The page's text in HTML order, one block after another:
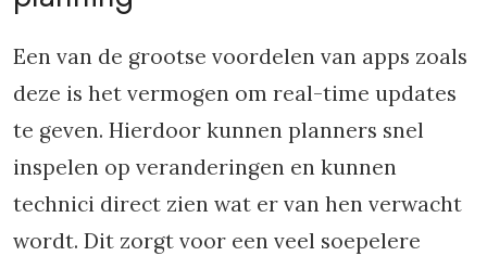
Een van de grootse voordelen van apps zoals
deze is het vermogen om real-time updates
te geven. Hierdoor kunnen planners snel
inspelen op veranderingen en kunnen
technici direct zien wat er van hen verwacht
wordt. Dit zorgt voor een veel soepelere